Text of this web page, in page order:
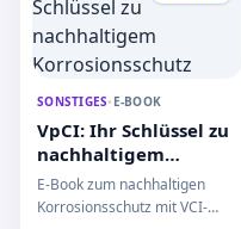
SONSTIGES• E-BOOK
VpCI: Ihr Schlüssel zu
nachhaltigem
Korrosionsschutz
E-Book zum nachhaltigen
Korrosionsschutz mit VCI-